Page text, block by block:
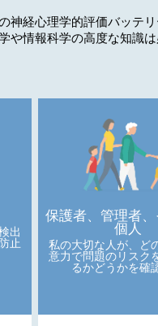
神経心理学的評価バッテ
や情報科学の高度な知識
出
止
保護者、管理者
個人
私の大切な人が、ど
意力で問題のリスク
るかどうかを確